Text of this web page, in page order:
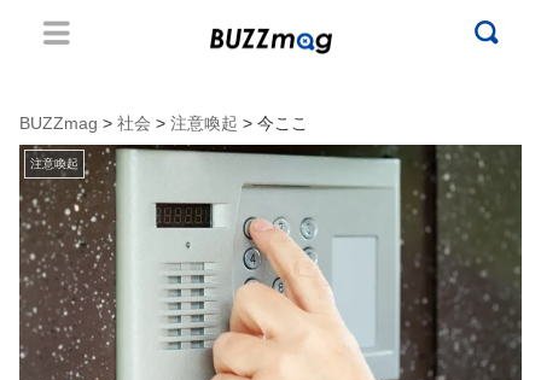
BUZZmag > 社会 > 注意喚起 > 今ここ
注意喚起